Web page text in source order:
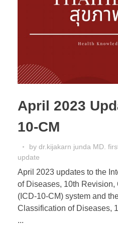
April 2023
10-CM
by dr.kijakarn junda MD.
update
April 2023 updates to the
of Diseases, 10th
(ICD-10-CM) system and
Classification of Diseases,
...